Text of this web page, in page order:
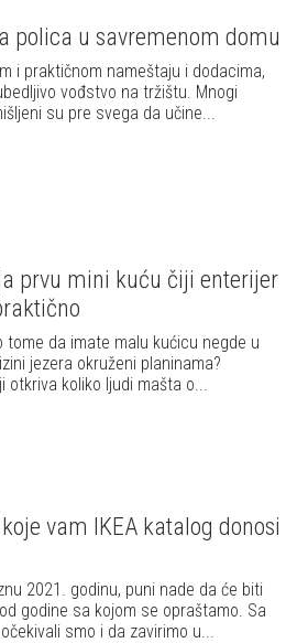
polica u savremenom domu
i praktičnom nameštaju i dodacima,
vođstvo na tržištu. Mnogi
su pre svega da učine...
prvu mini kuću čiji enterijer
tome da imate malu kućicu negde u
jezera okruženi planinama?
otkriva koliko ljudi mašta o...
vam IKEA katalog donosi
2021. godinu, puni nade da će biti
godine sa kojom se opraštamo. Sa
smo i da zavirimo u...